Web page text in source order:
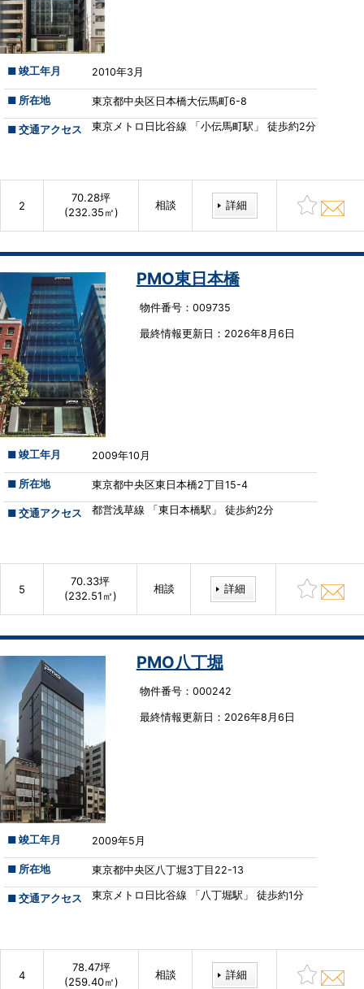
■ 竣工年月 2010年3月
■ 所在地 東京都中央区日本橋大伝馬町6-8
■ 交通アクセス 東京メトロ日比谷線 「小伝馬町駅」 徒歩約2分
2
70.28坪
(232.35㎡)
相談 詳細
PMO東日本橋
物件番号：009735
最終情報更新⽇：2026年8月6日
■ 竣工年月 2009年10月
■ 所在地 東京都中央区東日本橋2丁目15-4
■ 交通アクセス 都営浅草線 「東日本橋駅」 徒歩約2分
5
70.33坪
(232.51㎡)
相談 詳細
PMO八丁堀
物件番号：000242
最終情報更新⽇：2026年8月6日
■ 竣工年月 2009年5月
■ 所在地 東京都中央区八丁堀3丁目22-13
■ 交通アクセス 東京メトロ日比谷線 「八丁堀駅」 徒歩約1分
4
78.47坪
(259.40㎡)
相談 詳細